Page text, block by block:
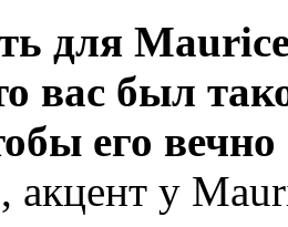
для
вас был
его
у